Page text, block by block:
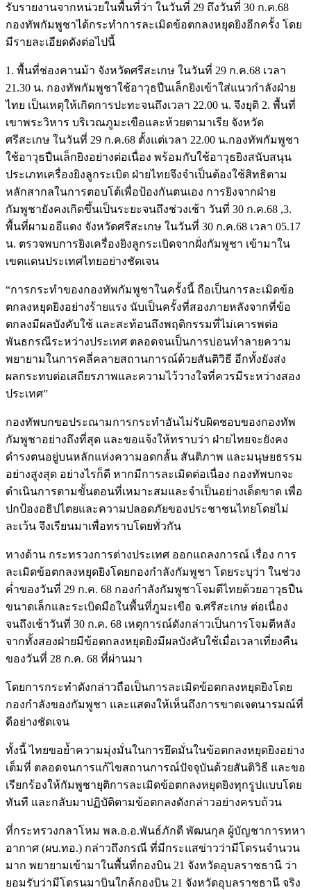
รับรายงานจากหน่วยในพื้นที่ว่า ในวันที่ 29 ถึงวันที่ 30 ก.ค.68
กองทัพกัมพูชาได้กระทำการละเมิดข้อตกลงหยุดยิงอีกครั้ง โดย
มีรายละเอียดดังต่อไปนี้
1. พื้นที่ช่องคานม้า จังหวัดศรีสะเกษ ในวันที่ 29 ก.ค.68 เวลา
21.30 น. กองทัพกัมพูชาใช้อาวุธปืนเล็กยิงเข้าใส่แนวกำลังฝ่าย
ไทย เป็นเหตุให้เกิดการปะทะจนถึงเวลา 22.00 น. จึงยุติ 2. พื้นที่
เขาพระวิหาร บริเวณภูมะเขือและห้วยตามาเรีย จังหวัด
ศรีสะเกษ ในวันที่ 29 ก.ค.68 ตั้งแต่เวลา 22.00 น.กองทัพกัมพูชา
ใช้อาวุธปืนเล็กยิงอย่างต่อเนื่อง พร้อมกับใช้อาวุธยิงสนับสนุน
ประเภทเครื่องยิงลูกระเบิด ฝ่ายไทยจึงจำเป็นต้องใช้สิทธิตาม
หลักสากลในการตอบโต้เพื่อป้องกันตนเอง การยิงจากฝ่าย
กัมพูชายังคงเกิดขึ้นเป็นระยะจนถึงช่วงเช้า วันที่ 30 ก.ค.68 ,3.
พื้นที่ผามออีแดง จังหวัดศรีสะเกษ ในวันที่ 30 ก.ค.68 เวลา 05.17
น. ตรวจพบการยิงเครื่องยิงลูกระเบิดจากฝั่งกัมพูชา เข้ามาใน
เขตแดนประเทศไทยอย่างชัดเจน
“การกระทำของกองทัพกัมพูชาในครั้งนี้ ถือเป็นการละเมิดข้อ
ตกลงหยุดยิงอย่างร้ายแรง นับเป็นครั้งที่สองภายหลังจากที่ข้อ
ตกลงมีผลบังคับใช้ และสะท้อนถึงพฤติกรรมที่ไม่เคารพต่อ
พันธกรณีระหว่างประเทศ ตลอดจนเป็นการบ่อนทำลายความ
พยายามในการคลี่คลายสถานการณ์ด้วยสันติวิธี อีกทั้งยังส่ง
ผลกระทบต่อเสถียรภาพและความไว้วางใจที่ควรมีระหว่างสอง
ประเทศ”
กองทัพบกขอประณามการกระทำอันไม่รับผิดชอบของกองทัพ
กัมพูชาอย่างถึงที่สุด และขอแจ้งให้ทราบว่า ฝ่ายไทยจะยังคง
ดำรงตนอยู่บนหลักแห่งความอดกลั้น สันติภาพ และมนุษยธรรม
อย่างสูงสุด อย่างไรก็ดี หากมีการละเมิดต่อเนื่อง กองทัพบกจะ
ดำเนินการตามขั้นตอนที่เหมาะสมและจำเป็นอย่างเด็ดขาด เพื่อ
ปกป้องอธิปไตยและความปลอดภัยของประชาชนไทยโดยไม่
ละเว้น จึงเรียนมาเพื่อทราบโดยทั่วกัน
ทางด้าน กระทรวงการต่างประเทศ ออกแถลงการณ์ เรื่อง การ
ละเมิดข้อตกลงหยุดยิงโดยกองกำลังกัมพูชา โดยระบุว่า ในช่วง
ค่ำของวันที่ 29 ก.ค. 68 กองกำลังกัมพูชาโจมตีไทยด้วยอาวุธปืน
ขนาดเล็กและระเบิดมือในพื้นที่ภูมะเขือ จ.ศรีสะเกษ ต่อเนื่อง
จนถึงเช้าวันที่ 30 ก.ค. 68 เหตุการณ์ดังกล่าวเป็นการโจมตีหลัง
จากทั้งสองฝ่ายมีข้อตกลงหยุดยิงมีผลบังคับใช้เมื่อเวลาเที่ยงคืน
ของวันที่ 28 ก.ค. 68 ที่ผ่านมา
โดยการกระทำดังกล่าวถือเป็นการละเมิดข้อตกลงหยุดยิงโดย
กองกำลังของกัมพูชา และแสดงให้เห็นถึงการขาดเจตนารมณ์ที่
ดีอย่างชัดเจน
ทั้งนี้ ไทยขอย้ำความมุ่งมั่นในการยึดมั่นในข้อตกลงหยุดยิงอย่าง
เต็มที่ ตลอดจนการแก้ไขสถานการณ์ปัจจุบันด้วยสันติวิธี และขอ
เรียกร้องให้กัมพูชายุติการละเมิดข้อตกลงหยุดยิงทุกรูปแบบโดย
ทันที และกลับมาปฏิบัติตามข้อตกลงดังกล่าวอย่างครบถ้วน
ที่กระทรวงกลาโหม พล.อ.อ.พันธ์ภักดี พัฒนกุล ผู้บัญชาการทหา
อากาศ (ผบ.ทอ.) กล่าวถึงกรณี ที่มีกระแสข่าวว่ามีโดรนจำนวน
มาก พยายามเข้ามาในพื้นที่กองบิน 21 จังหวัดอุบลราชธานี ว่า
ยอมรับว่ามีโดรนมาบินใกล้กองบิน 21 จังหวัดอุบลราชธานี จริง